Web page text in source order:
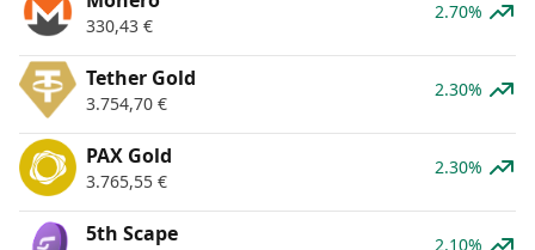
330,43 €
2.70%
Tether Gold
3.754,70 €
2.30%
PAX Gold
3.765,55 €
2.30%
5th Scape 2.10%